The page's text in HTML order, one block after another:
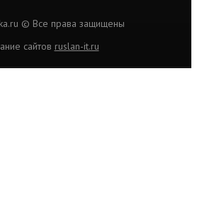
© Все права защищены
сайтов ruslan-it.ru